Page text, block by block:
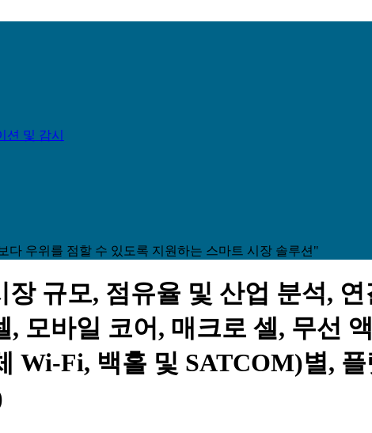
션 및 감시
다 우위를 점할 수 있도록 지원하는 스마트 시장 솔루션"
장 규모, 점유율 및 산업 분석,
, 모바일 코어, 매크로 셀, 무선
Wi-Fi, 백홀 및 SATCOM)별,